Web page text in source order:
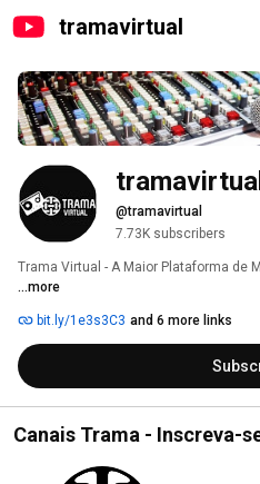
tramavirtual
tramavirtual
@tramavirtual
7.73K subscribers
Trama Virtual - A Maior Plataforma de
...more
bit.ly/1e3s3C3 and 6 more links
Canais Trama - Inscreva-